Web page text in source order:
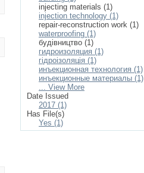
injecting materials (1)
injection technology (1)
repair-reconstruction work (1)
waterproofing (1)
будівництво (1)
гидроизоляция (1)
гідроізоляція (1)
инъекционная технология (1)
инъекционные материалы (1)
... View More
Date Issued
2017 (1)
Has File(s)
Yes (1)